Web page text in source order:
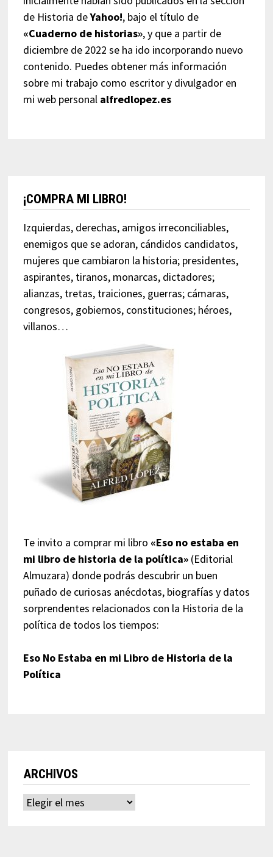
de Historia deYahoo!, bajo el título de
«Cuaderno de historias», y que a partir de
diciembre de 2022 se ha ido incorporando nuevo
contenido. Puedes obtener más información
sobre mi trabajo como escritor y divulgador en
mi web personal alfredlopez.es
¡COMPRA MI LIBRO!
Izquierdas, derechas, amigos irreconciliables,
enemigos que se adoran, cándidos candidatos,
mujeres que cambiaron la historia; presidentes,
aspirantes, tiranos, monarcas, dictadores;
alianzas, tretas, traiciones, guerras; cámaras,
congresos, gobiernos, constituciones; héroes,
villanos…
Te invito a comprar mi libro «Eso no estaba en
mi libro de historia de la política»(Editorial
Almuzara) donde podrás descubrir un buen
puñado de curiosas anécdotas, biografías y datos
sorprendentes relacionados con la Historia de la
política de todos los tiempos:
Eso No Estaba en mi Libro de Historia de la
Política
ARCHIVOS
Archivos